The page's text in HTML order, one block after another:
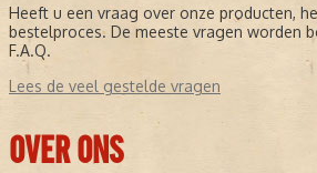
Heeft u een vraag over onze producten,
bestelproces. De meeste vragen worden
F.A.Q.
Lees de veel gestelde vragen
OVER ONS